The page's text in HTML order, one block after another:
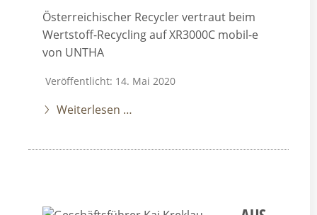
Österreichischer Recycler vertraut beim
Wertstoff-Recycling auf XR3000C mobil-e
von UNTHA
Veröffentlicht: 14. Mai 2020
Weiterlesen …